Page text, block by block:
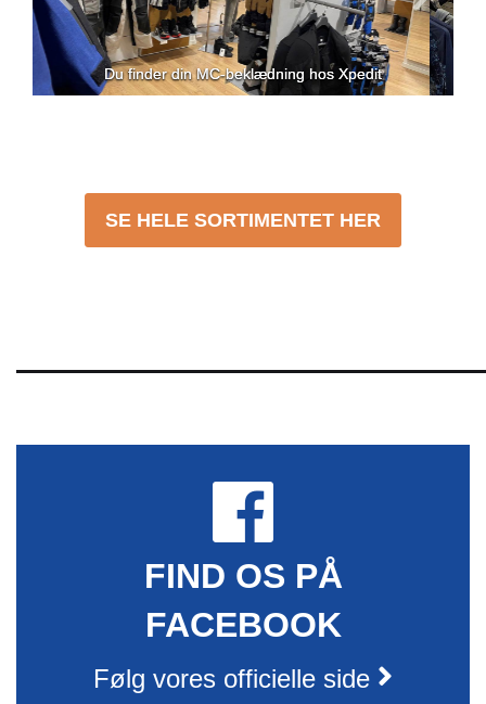
Du finder din MC-beklædning hos Xpedit
Du finder din MC-beklædning hos Xpedit
Du finder din MC-beklædning hos Xpedit
SE HELE SORTIMENTET HER
FIND OS PÅ
FACEBOOK
Følg vores officielle side